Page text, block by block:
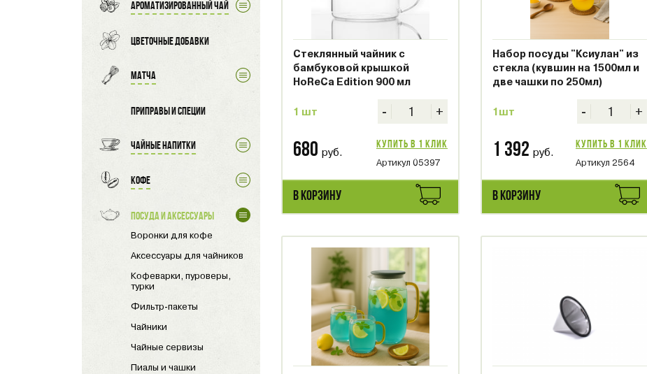
Ароматизированный чай
Цветочные добавки
Матча
Приправы и специи
Чайные напитки
Кофе
Посуда и аксессуары
Воронки для кофе
Аксессуары для чайников
Кофеварки, пуроверы,
турки
Фильтр-пакеты
Чайники
Чайные сервизы
Пиалы и чашки
Стеклянный чайник с
бамбуковой крышкой
HoReCa Edition 900 мл
1 шт - +
680 руб.
Купить в 1 клик
Артикул 05397
В КОРЗИНУ
Набор посуды "Ксиулан" из
стекла (кувшин на 1500мл и
две чашки по 250мл)
1шт - +
1 392 руб.
Купить в 1 клик
Артикул 2564
В КОРЗИНУ